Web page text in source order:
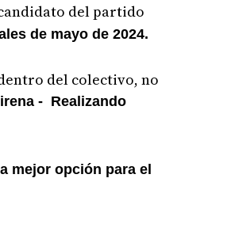
del partido
de mayo de 2024.
del colectivo, no
- Realizando
mejor opción para el